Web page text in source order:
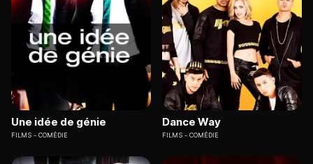
Une idée de génie
FILMS COMÉDIE
Dance Way
FILMS COMÉDIE